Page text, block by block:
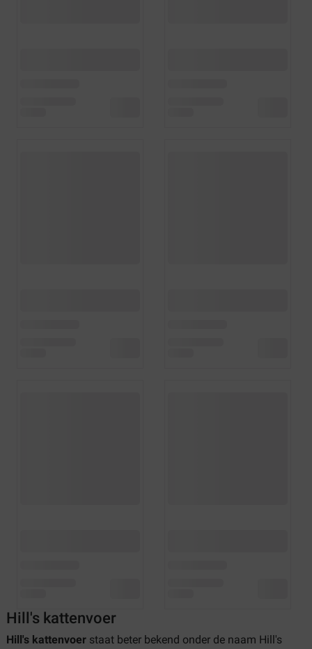
Hill's kattenvoer
Hill's kattenvoer staat beter bekend onder de naam Hill's